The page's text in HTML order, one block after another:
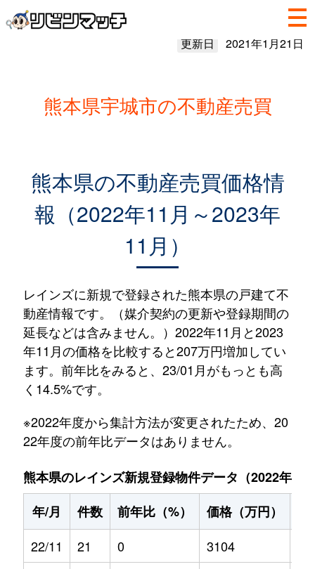
更新日 2021年1月21日
熊本県宇城市の不動産売買
熊本県の不動産売買価格情
報（2022年11月～2023年
11月）
レインズに新規で登録された熊本県の戸建て不
動産情報です。（媒介契約の更新や登録期間の
延長などは含みません。）2022年11月と2023
年11月の価格を比較すると207万円増加してい
ます。前年比をみると、23/01月がもっとも高
く14.5%です。
※2022年度から集計方法が変更されたため、20
22年度の前年比データはありません。
熊本県のレインズ新規登録物件データ（2022年11
年/月
件数 前年比（%） 価格（万円）
22/11
21 0 3104